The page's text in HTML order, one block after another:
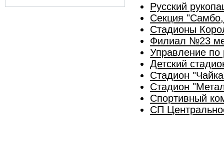
Русский
Секция
Стадионы
Филиал №23
Управление по
Детский
Стадион
Стадион
Спортивный
СП